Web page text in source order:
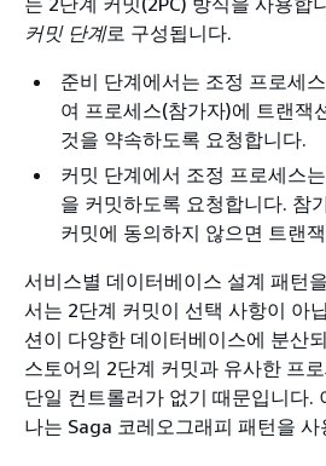
커밋 단계로 구성됩니다.
준비 단계에서는 조정 프로세
여 프로세스(참가자)에 트랜잭
것을 약속하도록 요청합니다.
커밋 단계에서 조정 프로세스
을 커밋하도록 요청합니다. 참
커밋에 동의하지 않으면 트랜
서비스별 데이터베이스 설계 패턴
서는 2단계 커밋이 선택 사항이 아
션이 다양한 데이터베이스에 분산
스토어의 2단계 커밋과 유사한 프
단일 컨트롤러가 없기 때문입니다.
나는 Saga 코레오그래피 패턴을